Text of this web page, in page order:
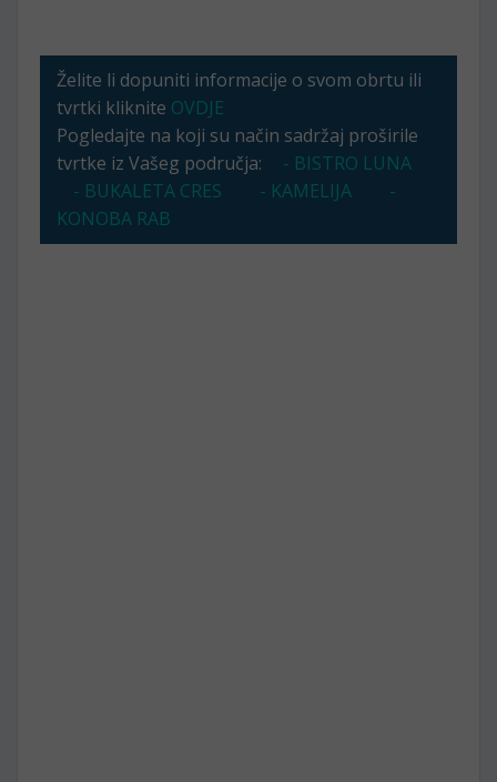
Želite li dopuniti informacije o svom obrtu ili
tvrtki kliknite OVDJE
Pogledajte na koji su način sadržaj proširile
tvrtke iz Vašeg područja:
- BISTRO LUNA
- BUKALETA CRES
- KAMELIJA
-
KONOBA RAB